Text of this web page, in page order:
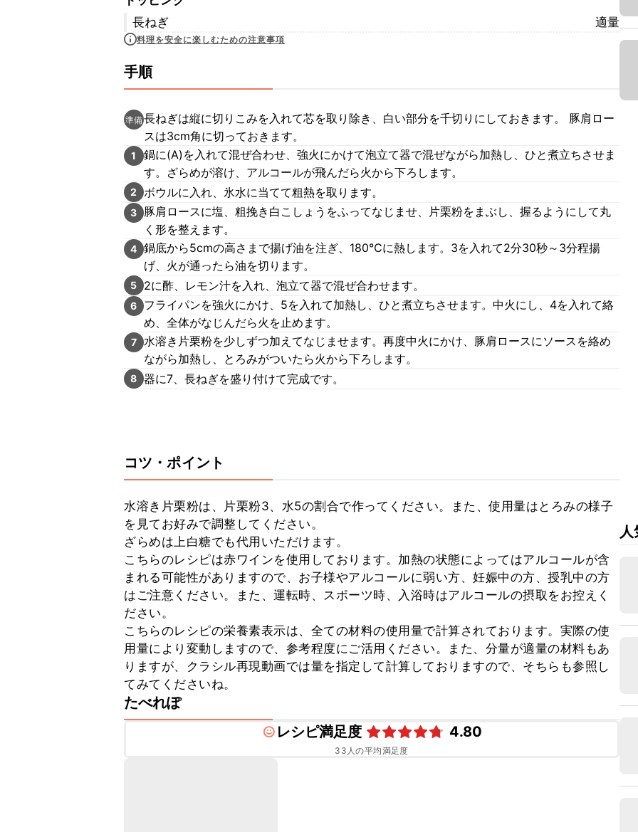
長ねぎ
適量
料理を安全に楽しむための注意事項
手順
準備長ねぎは縦に切りこみを入れて芯を取り除き、白い部分を千切りにしておきます。 豚肩ロー
スは3cm角に切っておきます。
1
鍋に(A)を入れて混ぜ合わせ、強火にかけて泡立て器で混ぜながら加熱し、ひと煮立ちさせま
す。ざらめが溶け、アルコールが飛んだら火から下ろします。
2 ボウルに入れ、氷水に当てて粗熱を取ります。
3
豚肩ロースに塩、粗挽き白こしょうをふってなじませ、片栗粉をまぶし、握るようにして丸
く形を整えます。
4 鍋底から5cmの高さまで揚げ油を注ぎ、180℃に熱します。3を入れて2分30秒～3分程揚
げ、火が通ったら油を切ります。
5 2に酢、レモン汁を入れ、泡立て器で混ぜ合わせます。
6
フライパンを強火にかけ、5を入れて加熱し、ひと煮立ちさせます。中火にし、4を入れて絡
め、全体がなじんだら火を止めます。
7 水溶き片栗粉を少しずつ加えてなじませます。再度中火にかけ、豚肩ロースにソースを絡め
ながら加熱し、とろみがついたら火から下ろします。
8 器に7、長ねぎを盛り付けて完成です。
コツ・ポイント
水溶き片栗粉は、片栗粉3、水5の割合で作ってください。また、使用量はとろみの様子
を見てお好みで調整してください。
ざらめは上白糖でも代用いただけます。
こちらのレシピは赤ワインを使用しております。加熱の状態によってはアルコールが含
まれる可能性がありますので、お子様やアルコールに弱い方、妊娠中の方、授乳中の方
はご注意ください。また、運転時、スポーツ時、入浴時はアルコールの摂取をお控えく
ださい。
こちらのレシピの栄養素表示は、全ての材料の使用量で計算されております。実際の使
用量により変動しますので、参考程度にご活用ください。また、分量が適量の材料もあ
りますが、クラシル再現動画では量を指定して計算しておりますので、そちらも参照し
てみてくださいね。
たべれぽ
レシピ満足度
4.80
33 人の平均満足度